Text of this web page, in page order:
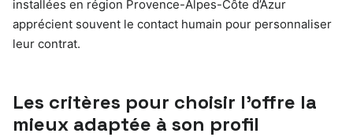
installées en région Provence-Alpes-Côte d’Azur
apprécient souvent le contact humain pour personnaliser
leur contrat.
Les critères pour choisir l’offre la
mieux adaptée à son profil